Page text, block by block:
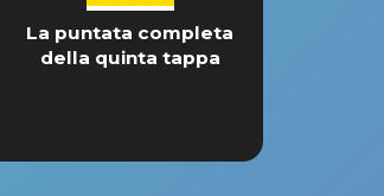
La puntata completa
della quinta tappa